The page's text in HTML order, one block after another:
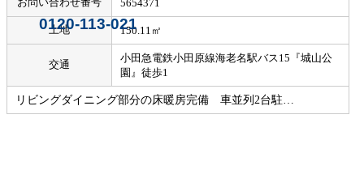
0120-113-021
5654371
土地 150.11㎡
交通
小田急電鉄小田原線海老名駅バス15『城山公
園』徒歩1
リビングダイニング部分の床暖房完備 車並列2台駐…